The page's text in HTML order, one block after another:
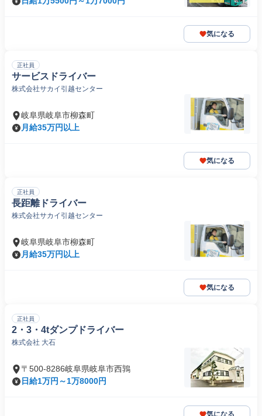
気になる
正社員
サービスドライバー
株式会社サカイ引越センター
岐阜県岐阜市柳森町
月給35万円以上
気になる
正社員
長距離ドライバー
株式会社サカイ引越センター
岐阜県岐阜市柳森町
月給35万円以上
気になる
正社員
2・3・4tダンプドライバー
株式会社 大石
〒500-8286岐阜県岐阜市西鶉
日給1万円～1万8000円
気になる